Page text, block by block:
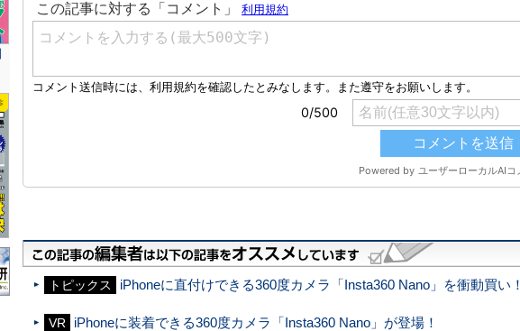
トピックス iPhoneに直付けできる360度カメラ「Insta360 Nano」を衝動買い！
VR iPhoneに装着できる360度カメラ「Insta360 Nano」が登場！